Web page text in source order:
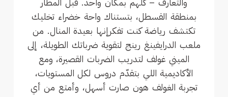
بمنطقة القسطل، بتستناك واحة خضراء تخليك
تكتشف رياضة كنت تفكرإنها بعيدة المنال. من
ملعب الدرايفينغ رينج لتقوية ضرباتك الطويلة، إلى
الميني غولف لتدريب الضربات القصيرة، ومع
الأكاديمية اللي بتقدّم دروس لكل المستويات،
تجربة الغولف هون صارت أسهل، وأمتع من أي